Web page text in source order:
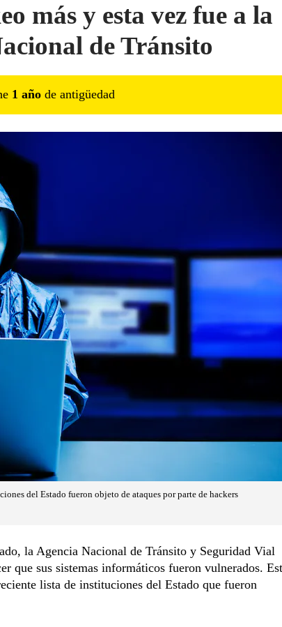
más y esta vez fue a la
de Tránsito
1 año de antigüedad
del Estado fueron objeto de ataques por parte de hackers
la Agencia Nacional de Tránsito y Seguridad Vial
que sus sistemas informáticos fueron vulnerados.
lista de instituciones del Estado que fueron